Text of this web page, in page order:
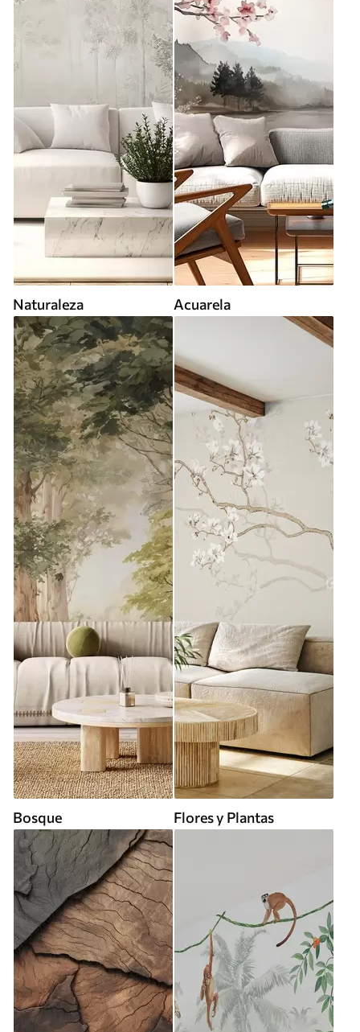
Naturaleza Acuarela
Bosque Flores y Plantas